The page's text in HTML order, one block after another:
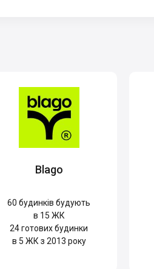
Blago
60 будинків будують
в 15 ЖК
24готових будинки
в 5 ЖК з 2013 року